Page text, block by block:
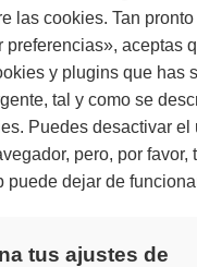
las cookies. Tan
preferencias», aceptas
y plugins que has
tal y como se
Puedes desactivar el
pero, por favor,
puede dejar de
tus ajustes de